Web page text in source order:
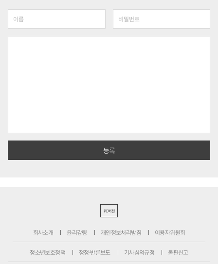
PC버전
회사소개 윤리강령 개인정보처리방침 이용자위원회
청소년보호정책 정정·반론보도 기사심의규정 불편신고